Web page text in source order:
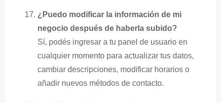
¿Puedo modificar la información de mi
negocio después de haberla subido?
Sí, podés ingresar a tu panel de usuario en
cualquier momento para actualizar tus datos,
cambiar descripciones, modificar horarios o
añadir nuevos métodos de contacto.